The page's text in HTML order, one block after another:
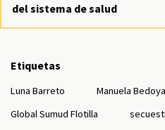
del sistema de salud
Etiquetas
Luna Barreto Manuela Bedoya
Global Sumud Flotilla